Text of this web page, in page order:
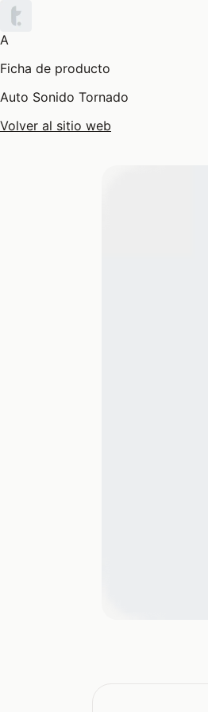
A
Ficha de producto
Auto Sonido Tornado
Volver al sitio web